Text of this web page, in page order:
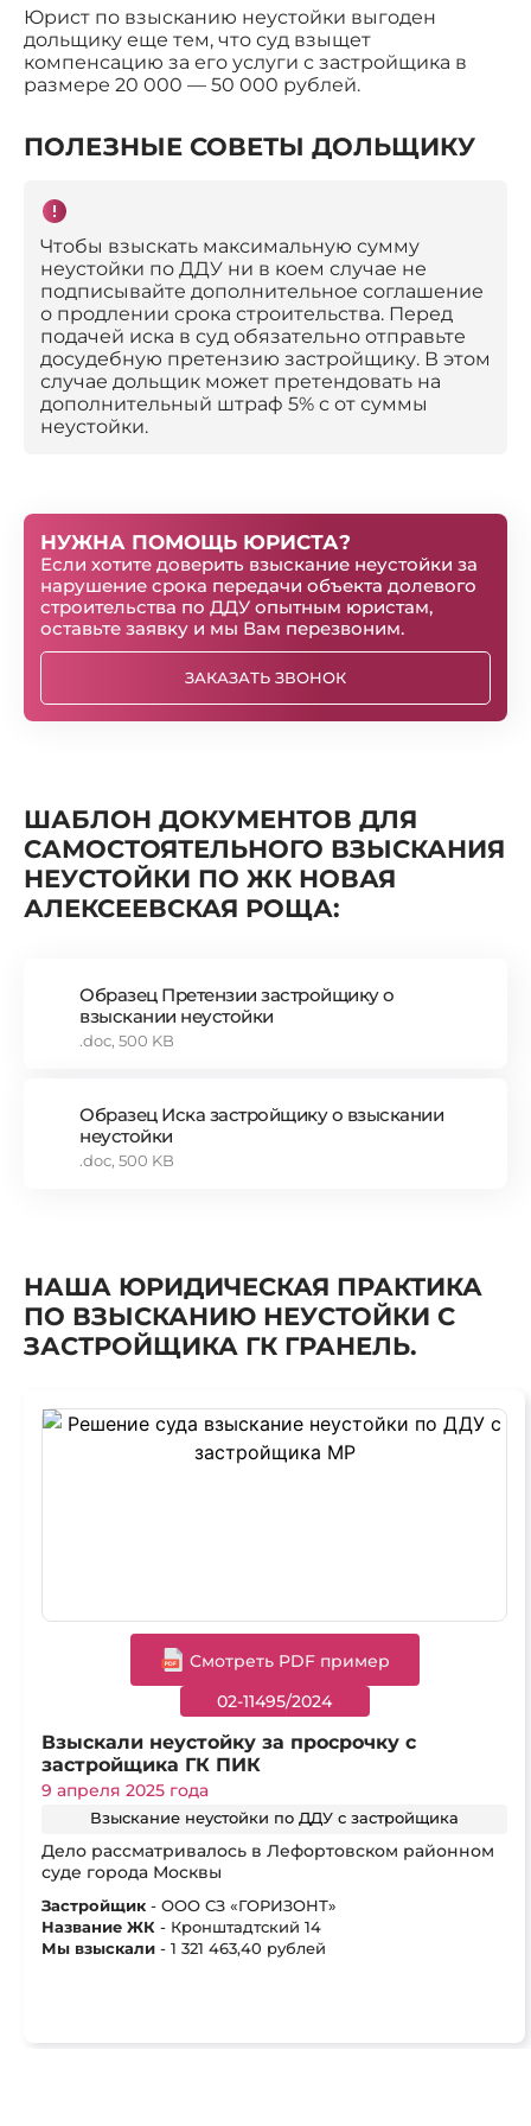
Юрист по взысканию неустойки выгоден
дольщику еще тем, что суд взыщет
компенсацию за его услуги с застройщика в
размере 20 000 — 50 000 рублей.
ПОЛЕЗНЫЕ СОВЕТЫ ДОЛЬЩИКУ
Чтобы взыскать максимальную сумму
неустойки по ДДУ ни в коем случае не
подписывайте дополнительное соглашение
о продлении срока строительства. Перед
подачей иска в суд обязательно отправьте
досудебную претензию застройщику. В этом
случае дольщик может претендовать на
дополнительный штраф 5% с от суммы
неустойки.
НУЖНА ПОМОЩЬ ЮРИСТА?
Если хотите доверить взыскание неустойки за
нарушение срока передачи объекта долевого
строительства по ДДУ опытным юристам,
оставьте заявку и мы Вам перезвоним.
ЗАКАЗАТЬ ЗВОНОК
ШАБЛОН ДОКУМЕНТОВ ДЛЯ
САМОСТОЯТЕЛЬНОГО ВЗЫСКАНИЯ
НЕУСТОЙКИ ПО ЖК НОВАЯ
АЛЕКСЕЕВСКАЯ РОЩА:
Образец Претензии застройщику о
взыскании неустойки
.doc, 500 KB
Образец Иска застройщику о взыскании
неустойки
.doc, 500 KB
НАША ЮРИДИЧЕСКАЯ ПРАКТИКА
ПО ВЗЫСКАНИЮ НЕУСТОЙКИ С
ЗАСТРОЙЩИКА ГК ГРАНЕЛЬ.
Cмотреть PDF пример
02-11495/2024
Взыскали неустойку за просрочку с
застройщика ГК ПИК
9 апреля 2025 года
Взыскание неустойки по ДДУ с застройщика
Дело рассматривалось в Лефортовском районном
суде города Москвы
Застройщик - ООО СЗ «ГОРИЗОНТ»
Название ЖК - Кронштадтский 14
Мы взыскали - 1 321 463,40 рублей